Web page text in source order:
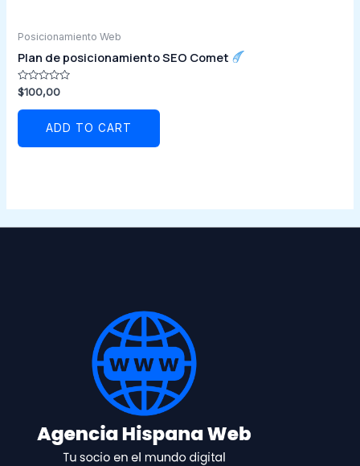
Posicionamiento Web
Plan de posicionamiento SEO Comet
Rated
0
out
$100,00
ADD TO CART